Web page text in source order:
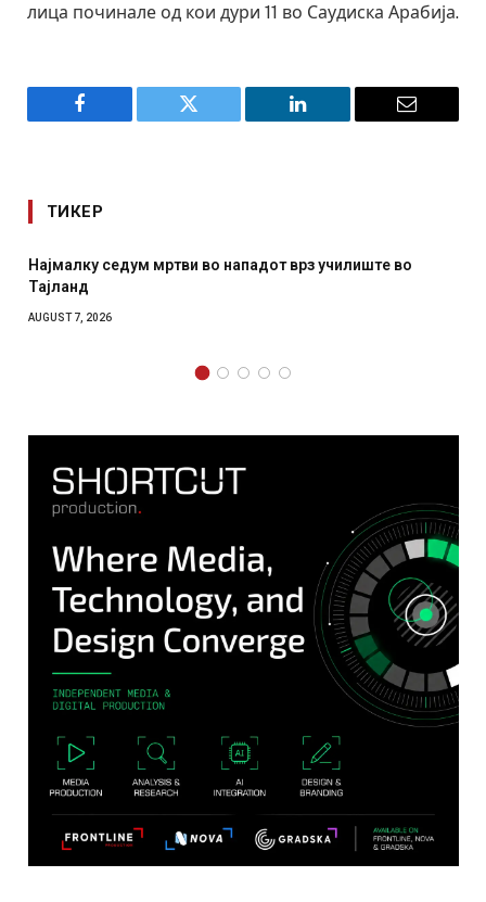
лица починале од кои дури 11 во Саудиска Арабија.
Facebook Twitter LinkedIn Email
ТИКЕР
врз училиште во
СОЗИС: Украинците повеќе им